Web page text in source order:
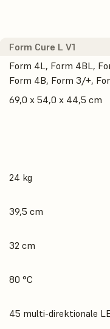
Form Cure L V1
Form 4L, Form 4BL,
Form 4B, Form 3/+,
69,0 x 54,0 x 44,5 cm
24 kg
39,5 cm
32 cm
80 °C
45 multi-direktionale